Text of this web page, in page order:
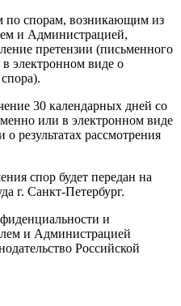
по спорам, возникающим из
и Администрацией,
претензии (письменного
электронном виде о
30 календарных дней со
или в электронном виде
о результатах рассмотрения
спор будет передан на
г. Санкт-Петербург.
и
и Администрацией
Российской